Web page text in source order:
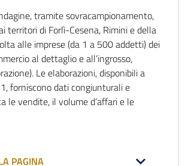
tramite sovracampionamento,
territori di Forlì-Cesena, Rimini e della
alle imprese (da 1 a 500 addetti) dei
al dettaglio e all’ingrosso,
Le elaborazioni, disponibili a
forniscono dati congiunturali e
le vendite, il volume d’affari e le
PAGINA